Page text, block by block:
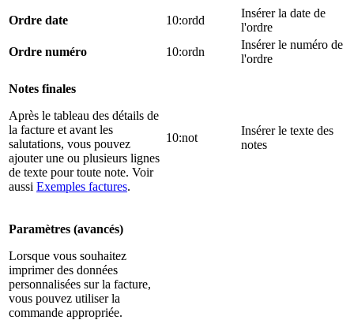
Ordre date 10:ordd
Insérer la date de
l'ordre
Ordre numéro
10:ordn
Insérer le numéro de
l'ordre
Notes finales
Après le tableau des détails de
la facture et avant les
salutations, vous pouvez
ajouter une ou plusieurs lignes
de texte pour toute note. Voir
aussi Exemples factures.
10:not
Insérer le texte des
notes
Paramètres (avancés)
Lorsque vous souhaitez
imprimer des données
personnalisées sur la facture,
vous pouvez utiliser la
commande appropriée.